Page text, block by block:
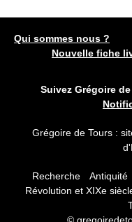
Qui sommes nous ?
Nouvelle fiche
Suivez Grégoire
Grégoire de Tours :
Recherche Antiquité
Révolution et XIXe